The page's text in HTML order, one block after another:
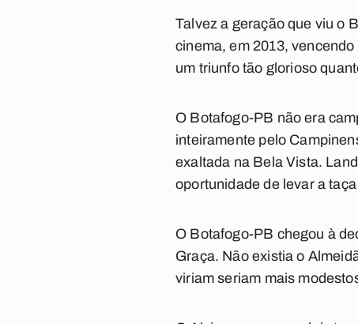
Talvez a geração que viu o
cinema, em 2013,
um triunfo tão glorioso
O Botafogo-PB não era
inteiramente pelo
exaltada na Bela Vista.
oportunidade de levar a
O Botafogo-PB chegou à
Graça. Não existia o
viriam seriam mais